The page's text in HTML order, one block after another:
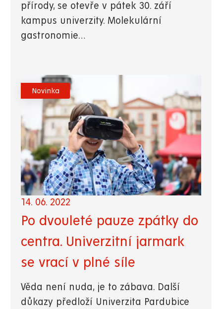
přírody, se otevře v pátek 30. září
kampus univerzity. Molekulární
gastronomie…
Novinka
14. 06. 2022
Po dvouleté pauze zpátky do
centra. Univerzitní jarmark
se vrací v plné síle
Věda není nuda, je to zábava. Další
důkazy předloží Univerzita Pardubice